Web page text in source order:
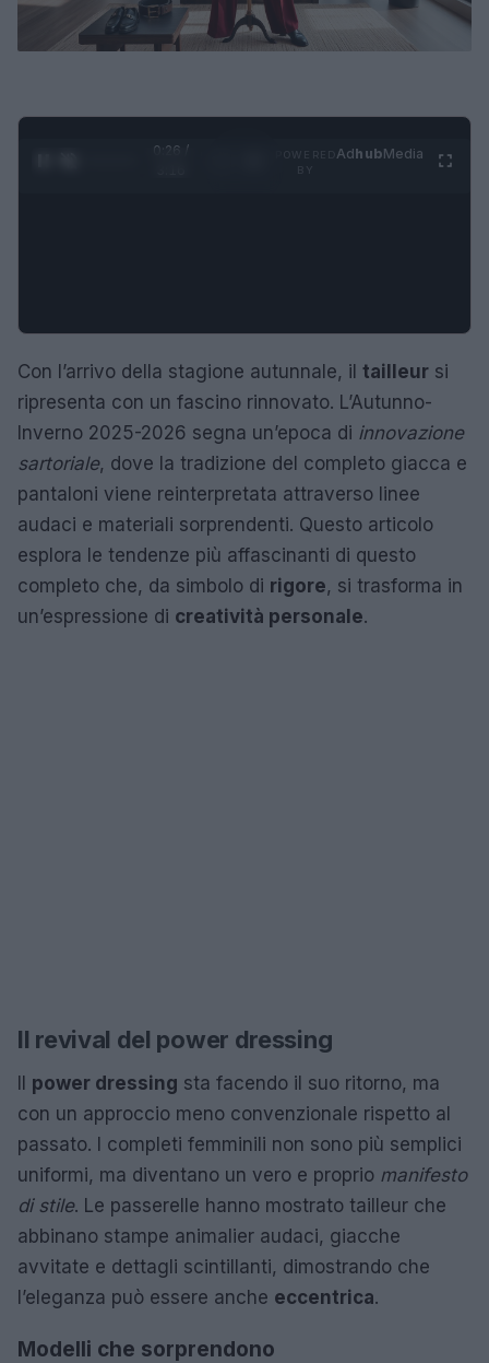
0:27 /
AdhubMedia
Con l’arrivo della stagione autunnale, il tailleur si
ripresenta con un fascino rinnovato. L’Autunno-
Inverno 2025-2026 segna un’epoca di innovazione
sartoriale, dove la tradizione del completo giacca e
pantaloni viene reinterpretata attraverso linee
audaci e materiali sorprendenti. Questo articolo
esplora le tendenze più affascinanti di questo
completo che, da simbolo di rigore, si trasforma in
un’espressione di creatività personale.
Il revival del power dressing
Il power dressing sta facendo il suo ritorno, ma
con un approccio meno convenzionale rispetto al
passato. I completi femminili non sono più semplici
uniformi, ma diventano un vero e proprio manifesto
di stile. Le passerelle hanno mostrato tailleur che
abbinano stampe animalier audaci, giacche
avvitate e dettagli scintillanti, dimostrando che
l’eleganza può essere anche eccentrica.
Modelli che sorprendono